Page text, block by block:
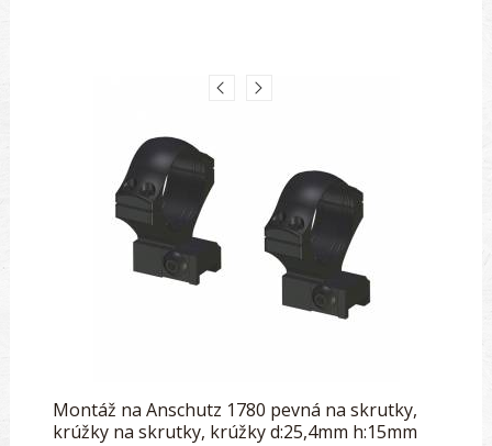
Montáž na Anschutz 1780 pevná na skrutky,
krúžky na skrutky, krúžky d:25,4mm h:15mm